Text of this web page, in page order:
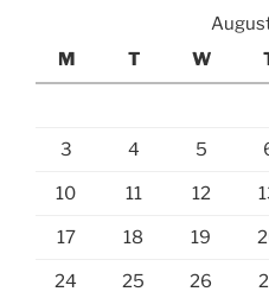
M
T W
3 4 5
10 11 12
17 18 19
24 25 26